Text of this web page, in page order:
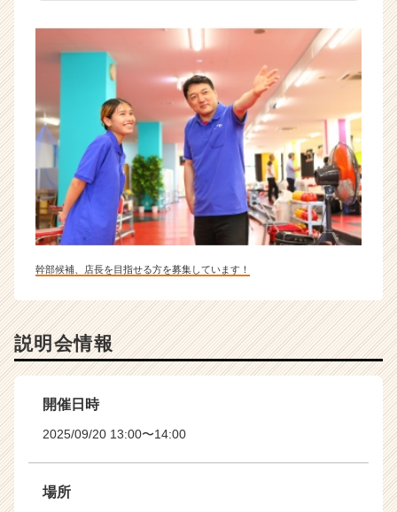
幹部候補、店長を目指せる方を募集しています！
説明会情報
開催日時
2025/09/20 13:00〜14:00
場所